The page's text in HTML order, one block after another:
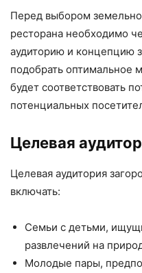
Перед выбором
ресторана необходимо
аудиторию и концепцию
подобрать оптимальное
будет соответствовать
потенциальных
Целевая
Целевая аудитория
включать:
Семьи с детьми,
развлечений на
Молодые пары,